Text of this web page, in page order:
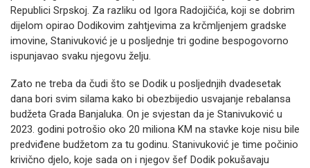
Republici Srpskoj. Za razliku od Igora Radojičića, koji se dobrim
dijelom opirao Dodikovim zahtjevima za krčmljenjem gradske
imovine, Stanivuković je u posljednje tri godine bespogovorno
ispunjavao svaku njegovu želju.
Zato ne treba da čudi što se Dodik u posljednjih dvadesetak
dana bori svim silama kako bi obezbijedio usvajanje rebalansa
budžeta Grada Banjaluka. On je svjestan da je Stanivuković u
2023. godini potrošio oko 20 miliona KM na stavke koje nisu bile
predviđene budžetom za tu godinu. Stanivuković je time počinio
krivično djelo, koje sada on i njegov šef Dodik pokušavaju